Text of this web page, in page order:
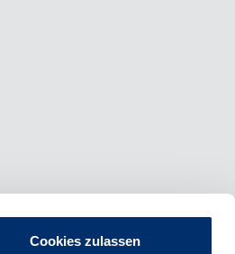
Cookies zulassen